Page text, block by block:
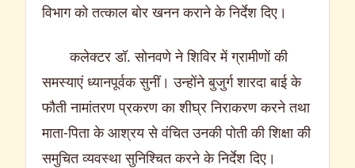
विभाग को तत्काल बोर खनन कराने के निर्देश दिए।
कलेक्टर डॉ. सोनवणे ने शिविर में ग्रामीणों की
समस्याएं ध्यानपूर्वक सुनीं। उन्होंने बुजुर्ग शारदा बाई के
फौती नामांतरण प्रकरण का शीघ्र निराकरण करने तथा
माता-पिता के आश्रय से वंचित उनकी पोती की शिक्षा की
समुचित व्यवस्था सुनिश्चित करने के निर्देश दिए।